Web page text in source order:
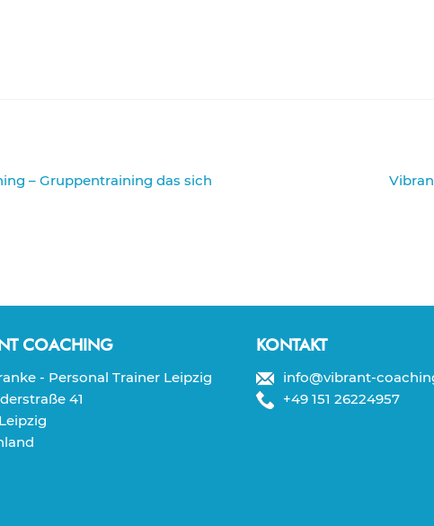
– Gruppentraining das sich
COACHING
- Personal Trainer Leipzig
41
KONTAKT
info@vibrant-
+49 151 26224957